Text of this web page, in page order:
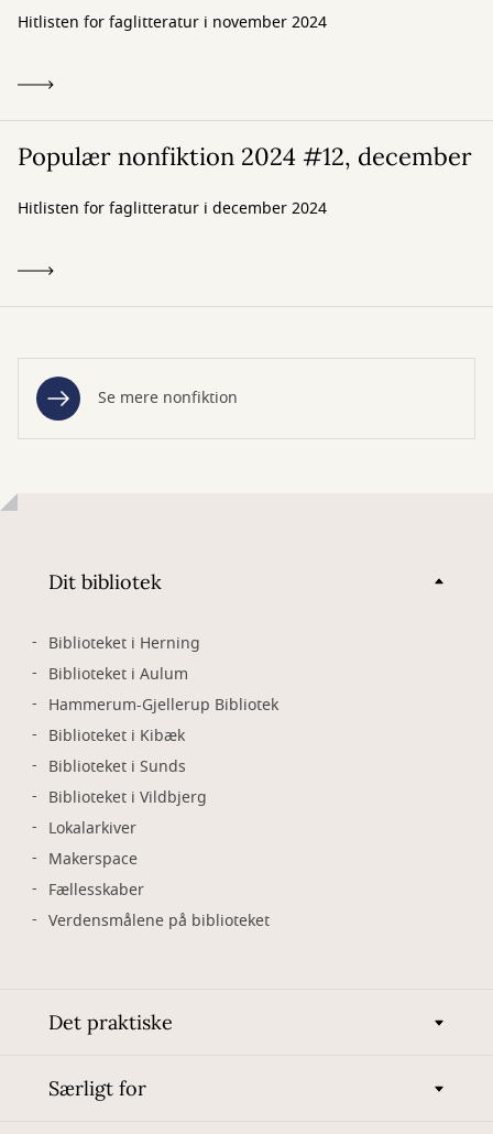
Hitlisten for faglitteratur i november 2024
Populær nonfiktion 2024 #12, december
Hitlisten for faglitteratur i december 2024
Se mere nonfiktion
Dit bibliotek
Biblioteket i Herning
Biblioteket i Aulum
Hammerum-Gjellerup Bibliotek
Biblioteket i Kibæk
Biblioteket i Sunds
Biblioteket i Vildbjerg
Lokalarkiver
Makerspace
Fællesskaber
Verdensmålene på biblioteket
Det praktiske
Særligt for